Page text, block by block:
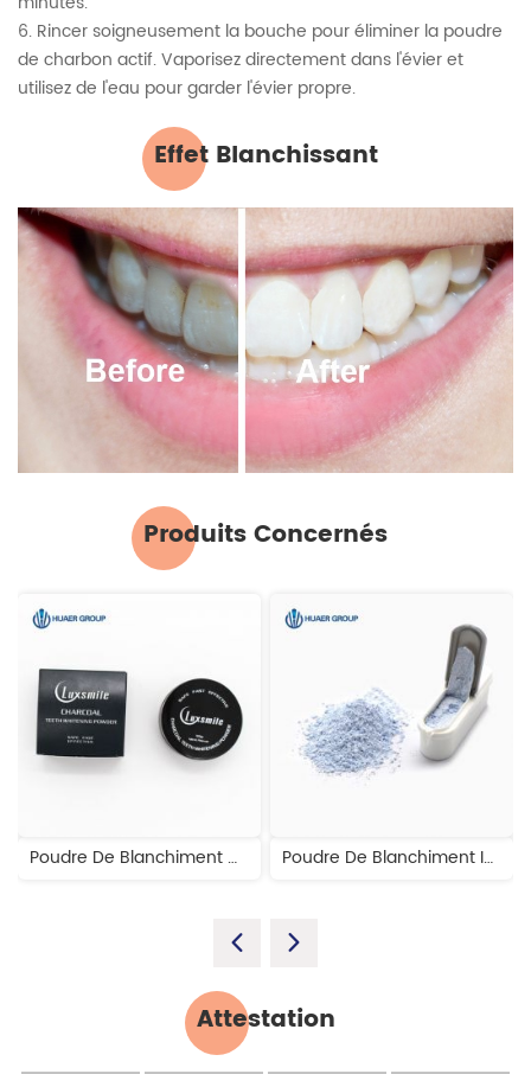
6. Rincer soigneusement la bouche pour éliminer la poudre
de charbon actif. Vaporisez directement dans l'évier et
utilisez de l'eau pour garder l'évier propre.
Effet Blanchissant
Produits Concernés
Poudre De Blanchiment Des Dents Au Charbon Actif à Saveur De Menthe Poudre De Blanchiment Intensif Des Dents
Attestation